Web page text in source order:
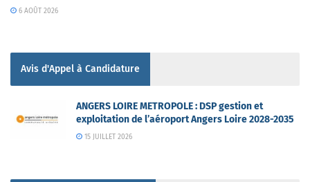
6 AOÛT 2026
Avis d'Appel à Candidature
ANGERS LOIRE METROPOLE : DSP gestion et
exploitation de l’aéroport Angers Loire 2028-2035
15 JUILLET 2026